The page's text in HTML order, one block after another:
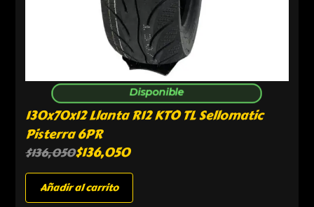
Disponible
130x70x12 Llanta R12 KTO TL Sellomatic
Pisterra 6PR
$136,050$136,050
Añadir al carrito